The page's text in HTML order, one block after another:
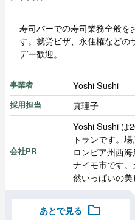
寿司バーでの寿司業務全般を
す。就労ビザ、永住権などの
デー歓迎。
事業者 Yoshi Sushi
採用担当 真理子
会社PR
Yoshi Sushi は
トランです。
ロンビア州西
ナイモ市です
然いっぱいの美
あとで見る folder